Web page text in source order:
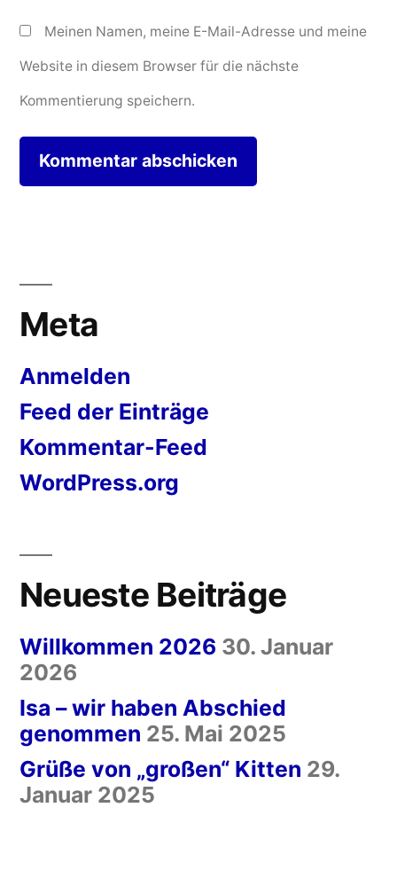
Meinen Namen, meine E-Mail-Adresse und meine
Website in diesem Browser für die nächste
Kommentierung speichern.
Meta
Anmelden
Feed der Einträge
Kommentar-Feed
WordPress.org
Neueste Beiträge
Willkommen 2026 30. Januar
2026
Isa – wir haben Abschied
genommen 25. Mai 2025
Grüße von „großen“ Kitten 29.
Januar 2025